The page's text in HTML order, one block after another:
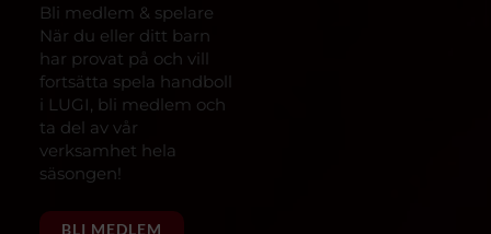
Bli medlem & spelare
När du eller ditt barn
har provat på och vill
fortsätta spela handboll
i LUGI, bli medlem och
ta del av vår
verksamhet hela
säsongen!
BLI MEDLEM